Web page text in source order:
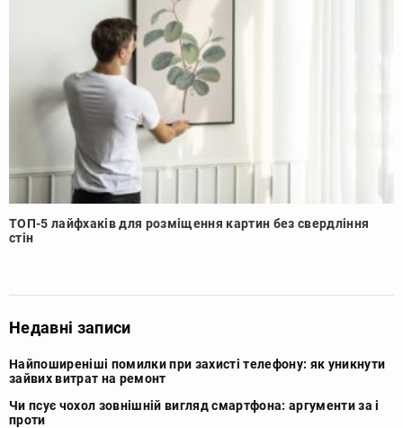
ТОП-5 лайфхаків для розміщення картин без свердління
стін
Недавні записи
Найпоширеніші помилки при захисті телефону: як уникнути
зайвих витрат на ремонт
Чи псує чохол зовнішній вигляд смартфона: аргументи за і
проти